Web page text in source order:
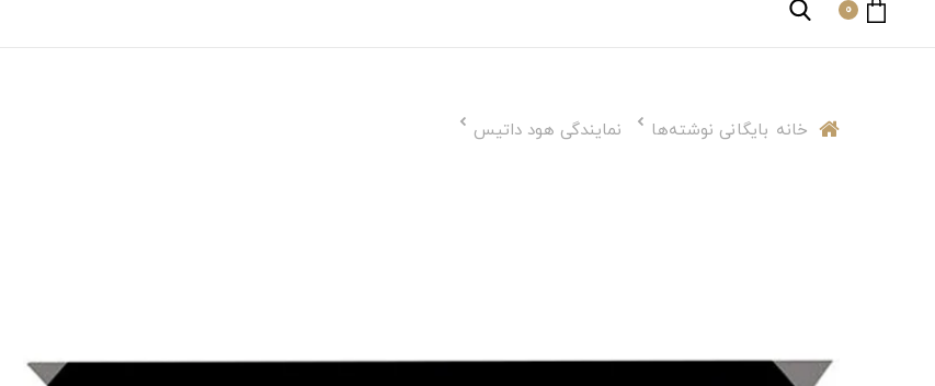
0
خانه بایگانی نوشته‌ها نمایندگی هود داتیس